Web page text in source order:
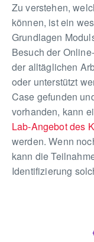
Zu verstehen,
können, ist ein
Grundlagen
Besuch der
der alltäglichen
oder unterstützt
Case gefunden
vorhanden, kann
Lab-Angebot des
werden. Wenn
kann die
Identifizierung